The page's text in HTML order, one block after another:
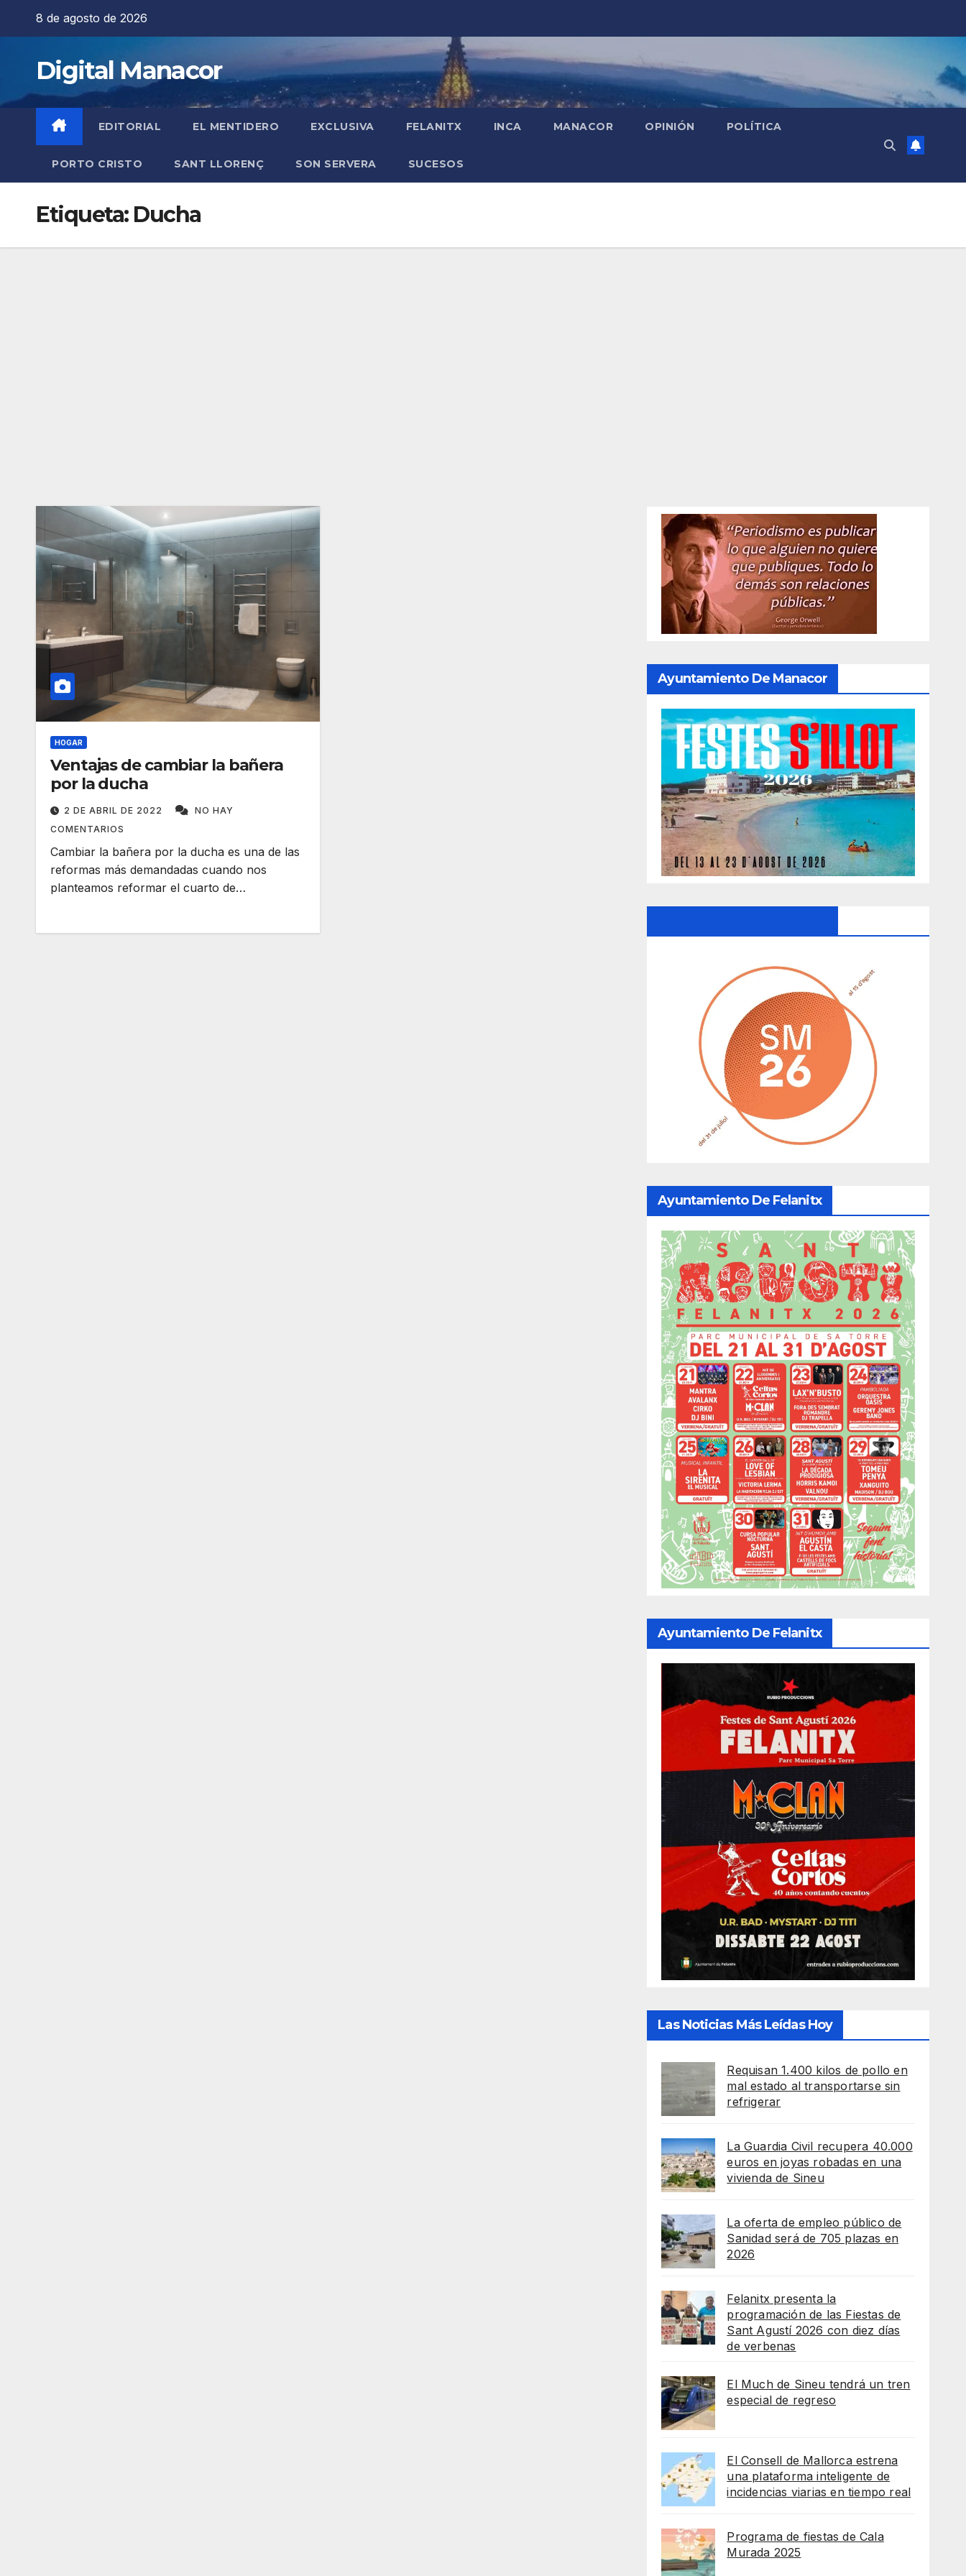
8 de agosto de 2026
Digital Manacor
EDITORIAL EL MENTIDERO EXCLUSIVA FELANITX INCA MANACOR OPINIÓN POLÍTICA
PORTO CRISTO SANT LLORENÇ SON SERVERA SUCESOS
Etiqueta: Ducha
HOGAR
Ventajas de cambiar la bañera
por la ducha
2 DE ABRIL DE 2022
NO HAY
COMENTARIOS
Cambiar la bañera por la ducha es una de las
reformas más demandadas cuando nos
planteamos reformar el cuarto de…
Ayuntamiento De Manacor
Ayuntamiento De Felanitx
Ayuntamiento De Felanitx
Las Noticias Más Leídas Hoy
Requisan 1.400 kilos de pollo en
mal estado al transportarse sin
refrigerar
La Guardia Civil recupera 40.000
euros en joyas robadas en una
vivienda de Sineu
La oferta de empleo público de
Sanidad será de 705 plazas en
2026
Felanitx presenta la
programación de las Fiestas de
Sant Agustí 2026 con diez días
de verbenas
El Much de Sineu tendrá un tren
especial de regreso
El Consell de Mallorca estrena
una plataforma inteligente de
incidencias viarias en tiempo real
Programa de fiestas de Cala
Murada 2025